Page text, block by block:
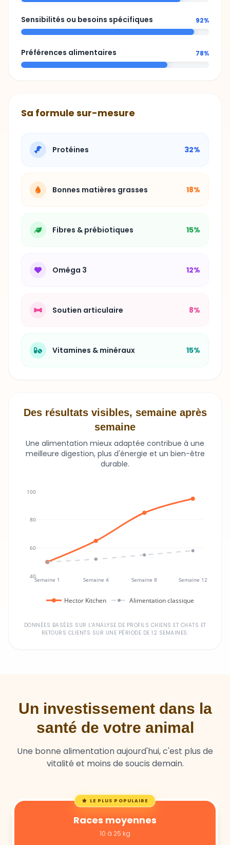
Sensibilités ou besoins spécifiques 92%
Préférences alimentaires 78%
Sa formule sur-mesure
Protéines 32%
Bonnes matières grasses 18%
Fibres & prébiotiques 15%
Oméga 3 12%
Soutien articulaire 8%
Vitamines & minéraux 15%
Des résultats visibles, semaine après
semaine
Une alimentation mieux adaptée contribue à une
meilleure digestion, plus d'énergie et un bien-être
durable.
Semaine 1 Semaine 4 Semaine 8 Semaine 12
40
60
80
100
Hector Kitchen Alimentation classique
DONNÉES BASÉES SUR L'ANALYSE DE PROFILS CHIENS ET CHATS ET
RETOURS CLIENTS SUR UNE PÉRIODE DE 12 SEMAINES.
Un investissement dans la
santé de votre animal
Une bonne alimentation aujourd'hui, c'est plus de
vitalité et moins de soucis demain.
LE PLUS POPULAIRE
Races moyennes
10 à 25 kg